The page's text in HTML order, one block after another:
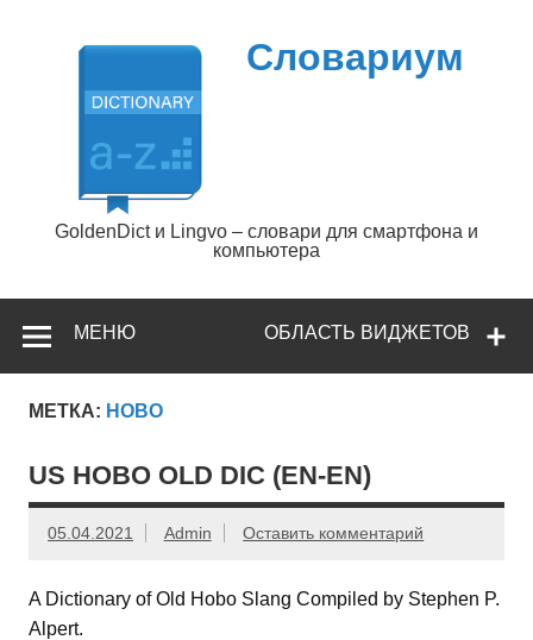
содержимому
Словариум
GoldenDict и Lingvo – словари для смартфона и
компьютера
ОБЛАСТЬ ВИДЖЕТОВ
МЕНЮ
МЕТКА: HOBO
US HOBO OLD DIC (EN-EN)
05.04.2021 Admin Оставить комментарий
A Dictionary of Old Hobo Slang Compiled by Stephen P.
Alpert.